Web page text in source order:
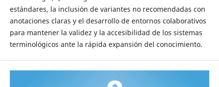
estándares, la inclusión de variantes no recomendadas con
anotaciones claras y el desarrollo de entornos colaborativos
para mantener la validez y la accesibilidad de los sistemas
terminológicos ante la rápida expansión del conocimiento.